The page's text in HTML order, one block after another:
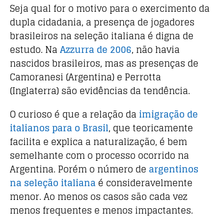
Seja qual for o motivo para o exercimento da
dupla cidadania, a presença de jogadores
brasileiros na seleção italiana é digna de
estudo. NaAzzurra de 2006, não havia
nascidos brasileiros, mas as presenças de
Camoranesi (Argentina) e Perrotta
(Inglaterra) são evidências da tendência.
O curioso é que a relação da imigração de
italianos para o Brasil, que teoricamente
facilita e explica a naturalização, é bem
semelhante com o processo ocorrido na
Argentina. Porém o número de argentinos
na seleção italiana é consideravelmente
menor. Ao menos os casos são cada vez
menos frequentes e menos impactantes.